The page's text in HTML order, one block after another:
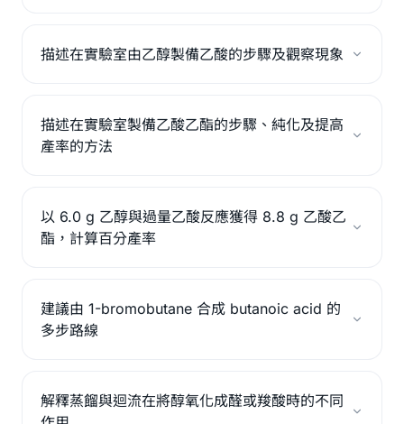
描述在實驗室由乙醇製備乙酸的步驟及觀察現象
描述在實驗室製備乙酸乙酯的步驟、純化及提高
產率的方法
以 6.0 g 乙醇與過量乙酸反應獲得 8.8 g 乙酸乙
酯，計算百分產率
建議由 1-bromobutane 合成 butanoic acid 的
多步路線
解釋蒸餾與迴流在將醇氧化成醛或羧酸時的不同